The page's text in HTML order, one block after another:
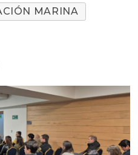
MARINA